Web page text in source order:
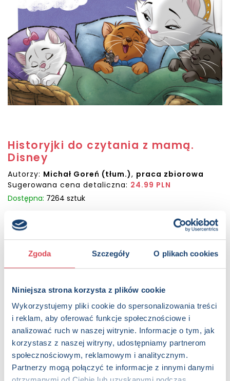
Zgoda Szczegóły O plikach cookies
Niniejsza strona korzysta z plików cookie
Wykorzystujemy pliki cookie do spersonalizowania treści
i reklam, aby oferować funkcje społecznościowe i
analizować ruch w naszej witrynie. Informacje o tym, jak
korzystasz z naszej witryny, udostępniamy partnerom
społecznościowym, reklamowym i analitycznym.
Partnerzy mogą połączyć te informacje z innymi danymi
Historyjki do czytania z mamą.
Disney
Autorzy: Michał Goreń (tłum.), praca zbiorowa
Sugerowana cena detaliczna: 24.99 PLN
Dostępna: 7264 sztuk
KUP NA SWIATKSIAZKI.PL
KUP NA KSIAZKI.PL
Opowieści pełne czułości, które miło się czyta z mamą
Bohaterami tych opowieści są dzieci i ich mamy, tematem
– ich przygody, kiedy spędzają czas razem. Każdą z sześciu
historyjek zawartych w tej książce warto oglądać i słuchać
w bezpiecznych ramionach czytającej mamy. Dzięki temu
rodzic i dziecko mogą dzielić się dobrymi chwilami. Spis
treści: Gwiaździsta noc, Na pomoc pani Jumbo, Urodzinowe
życzenie, Dzień z mamą, Dzień Matki, Bardzo was kocham,